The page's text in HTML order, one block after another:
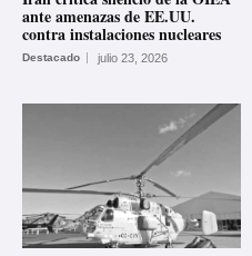
ante amenazas de EE.UU.
contra instalaciones nucleares
Destacado julio 23, 2026